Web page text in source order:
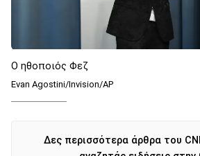
Ο ηθοποιός Φεζ
Evan Agostini/Invision/AP
Δες περισσότερα άρθρα του